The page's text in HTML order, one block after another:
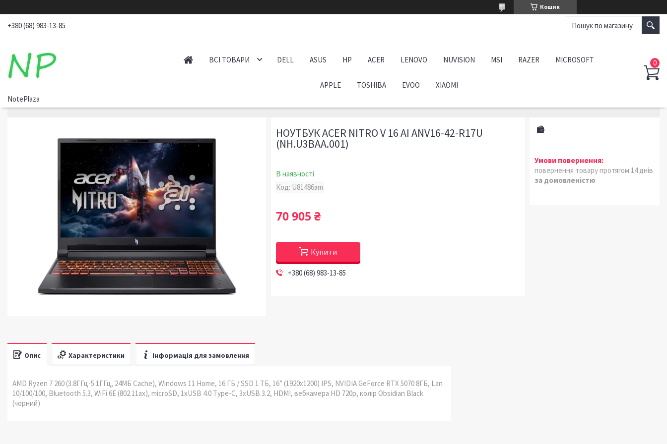
Кошик
+380 (68) 983-13-85
NotePlaza
ВСІ ТОВАРИ DELL ASUS HP ACER LENOVO NUVISION MSI RAZER MICROSOFT
APPLE TOSHIBA EVOO XIAOMI
НОУТБУК ACER NITRO V 16 AI ANV16-42-R17U
(NH.U3BAA.001)
В наявності
Код: U81486am
70 905 ₴
Купити
+380 (68) 983-13-85
повернення товару протягом 14 днів
за домовленістю
Опис Характеристики Інформація для замовлення
AMD Ryzen 7 260 (3.8ГГц-5.1ГГц, 24МБ Cache), Windows 11 Home, 16 ГБ / SSD 1 ТБ, 16” (1920x1200) IPS, NVIDIA GeForce RTX 5070 8ГБ, Lan
10/100/100, Bluetooth 5.3, WiFi 6E (802.11ax), microSD, 1xUSB 4.0 Type-C, 3xUSB 3.2, HDMI, вебкамера HD 720p, колір Obsidian Black
(чорний)